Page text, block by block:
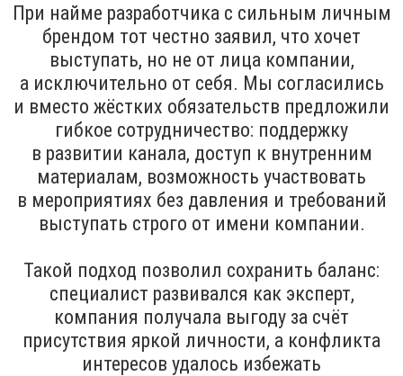
При найме разработчика с сильным личным
брендом тот честно заявил, что хочет
выступать, но не от лица компании,
а исключительно от себя. Мы согласились
и вместо жёстких обязательств предложили
гибкое сотрудничество: поддержку
в развитии канала, доступ к внутренним
материалам, возможность участвовать
в мероприятиях без давления и требований
выступать строго от имени компании.
Такой подход позволил сохранить баланс:
специалист развивался как эксперт,
компания получала выгоду за счёт
присутствия яркой личности, а конфликта
интересов удалось избежать